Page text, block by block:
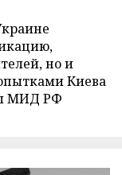
но и
Киева
МИД РФ